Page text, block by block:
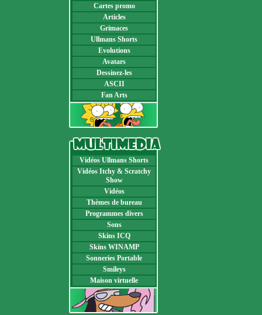
Cartes promo
Articles
Grimaces
Ullmans Shorts
Evolutions
Avatars
Dessinez-les
ASCII
Fan Arts
Vidéos Ullmans Shorts
Vidéos Itchy & Scratchy
Show
Vidéos
Thèmes de bureau
Programmes divers
Sons
Skins ICQ
Skins WINAMP
Sonneries Portable
Smileys
Maison virtuelle